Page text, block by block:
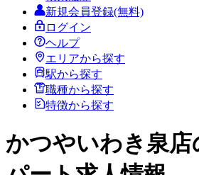
新規会員登録(無料)
ログイン
ヘルプ
エリアから探す
駅から探す
職種から探す
特徴から探す
かつやいわき泉店